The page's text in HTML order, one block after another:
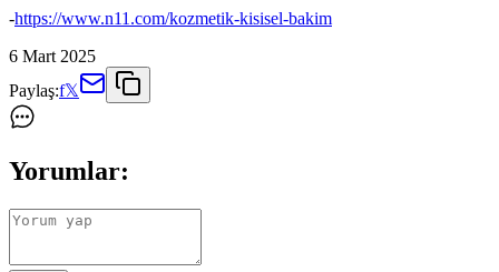
-https://www.n11.com/kozmetik-kisisel-bakim
6 Mart 2025
Paylaş:f𝕏
Yorumlar: